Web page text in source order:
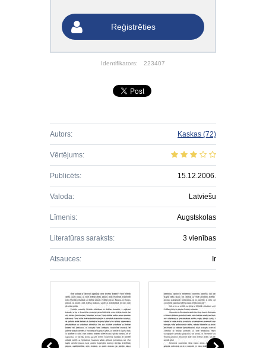
Reģistrēties
Identifikators: 223407
Autors: Kaskas (72)
Vērtējums:
Publicēts: 15.12.2006.
Valoda: Latviešu
Līmenis: Augstskolas
Literatūras saraksts: 3 vienības
Atsauces: Ir